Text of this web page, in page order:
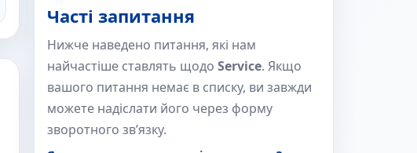
Часті запитання
Нижче наведено питання, які нам
найчастіше ставлять щодоService. Якщо
вашого питання немає в списку, ви завжди
можете надіслати його через форму
зворотного зв’язку.